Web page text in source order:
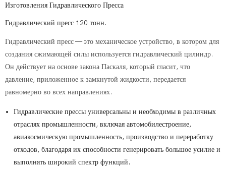
Изготовления Гидравлического Пресса
Гидравлический пресс 120 тонн.
Гидравлический пресс — это механическое устройство, в котором для
создания сжимающей силы используется гидравлический цилиндр.
Он действует на основе закона Паскаля, который гласит, что
давление, приложенное к замкнутой жидкости, передается
равномерно во всех направлениях.
Гидравлические прессы универсальны и необходимы в различных
отраслях промышленности, включая автомобилестроение,
авиакосмическую промышленность, производство и переработку
отходов, благодаря их способности генерировать большое усилие и
выполнять широкий спектр функций.